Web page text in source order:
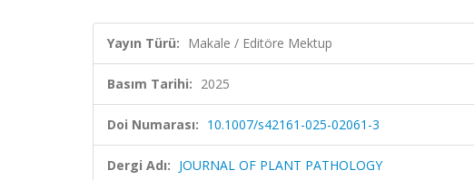
Yayın Türü: Makale / Editöre Mektup
Basım Tarihi: 2025
Doi Numarası: 10.1007/s42161-025-02061-3
Dergi Adı: JOURNAL OF PLANT PATHOLOGY